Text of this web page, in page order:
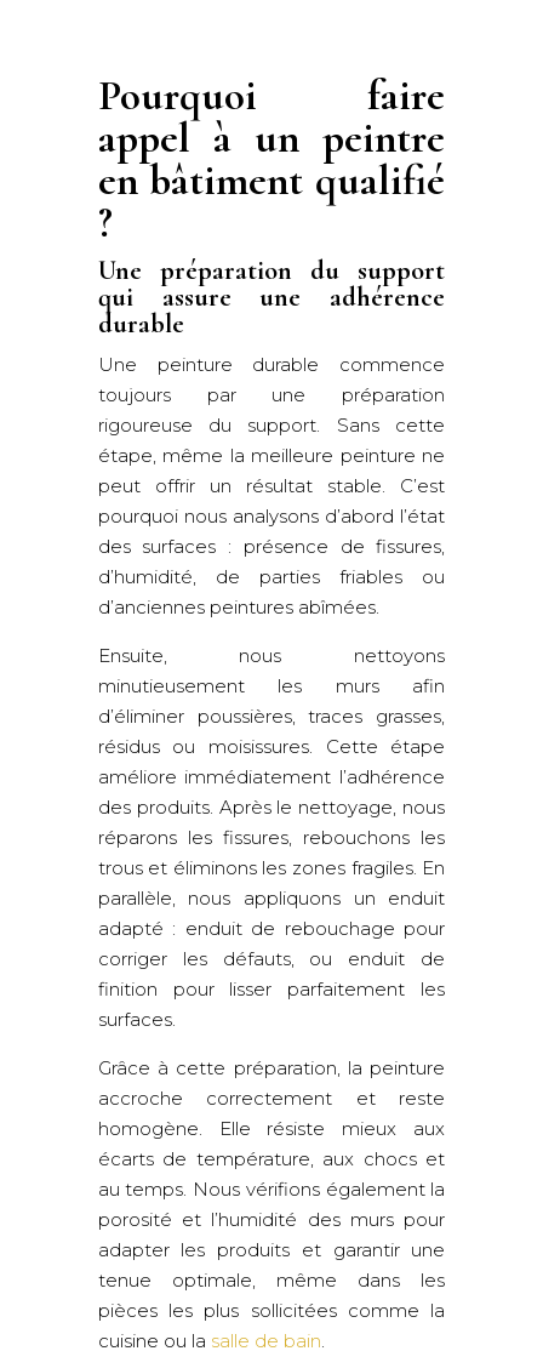
Pourquoi faire
appel à un peintre
en bâtiment qualifié
?
Une préparation du support
qui assure une adhérence
durable
Une peinture durable commence
toujours par une préparation
rigoureuse du support. Sans cette
étape, même la meilleure peinture ne
peut offrir un résultat stable. C’est
pourquoi nous analysons d’abord l’état
des surfaces : présence de fissures,
d’humidité, de parties friables ou
d’anciennes peintures abîmées.
Ensuite, nous nettoyons
minutieusement les murs afin
d’éliminer poussières, traces grasses,
résidus ou moisissures. Cette étape
améliore immédiatement l’adhérence
des produits. Après le nettoyage, nous
réparons les fissures, rebouchons les
trous et éliminons les zones fragiles. En
parallèle, nous appliquons un enduit
adapté : enduit de rebouchage pour
corriger les défauts, ou enduit de
finition pour lisser parfaitement les
surfaces.
Grâce à cette préparation, la peinture
accroche correctement et reste
homogène. Elle résiste mieux aux
écarts de température, aux chocs et
au temps. Nous vérifions également la
porosité et l’humidité des murs pour
adapter les produits et garantir une
tenue optimale, même dans les
pièces les plus sollicitées comme la
cuisine ou la salle de bain.